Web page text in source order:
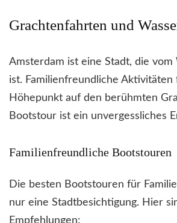
Grachtenfahrten und
Amsterdam ist eine Stadt, die vom
ist. Familienfreundliche Aktivitäten
Höhepunkt auf den berühmten
Bootstour ist ein unvergessliches
Familienfreundliche Bootstouren
Die besten Bootstouren für
nur eine Stadtbesichtigung. Hier
Empfehlungen: